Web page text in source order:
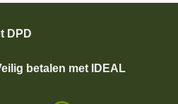
DPD
betalen met IDEAL